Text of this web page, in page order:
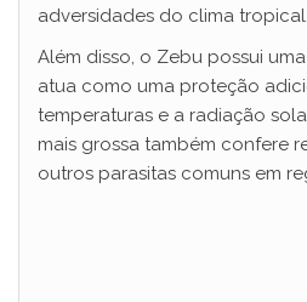
adversidades do clima tropical.
Além disso, o Zebu possui
atua como uma proteção
temperaturas e a radiação
mais grossa também confere
outros parasitas comuns em